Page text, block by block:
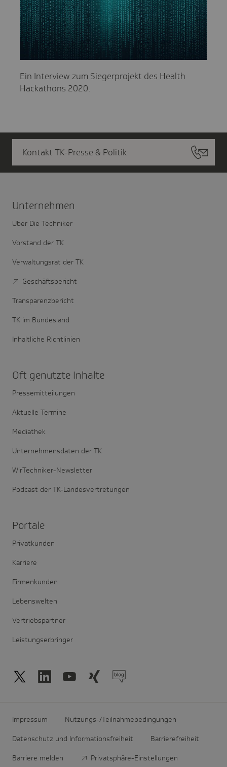
Ein Interview zum Siegerprojekt des Health
Hackathons 2020.
Kontakt TK-Presse & Politik
Unter­nehmen
Über Die Techniker
Vorstand der TK
Verwaltungsrat der TK
Geschäftsbericht
Transparenzbericht
TK im Bundesland
Inhaltliche Richtlinien
Oft genutzte Inhalte
Pressemitteilungen
Aktuelle Termine
Mediathek
Unternehmensdaten der TK
WirTechniker-Newsletter
Podcast der TK-Landesvertretungen
Portale
Privatkunden
Karriere
Firmenkunden
Lebenswelten
Vertriebspartner
Leistungserbringer
Impressum Nutzungs-/Teilnahmebedingungen
Datenschutz und Informationsfreiheit Barrierefreiheit
Barriere melden Privatsphäre-Einstellungen